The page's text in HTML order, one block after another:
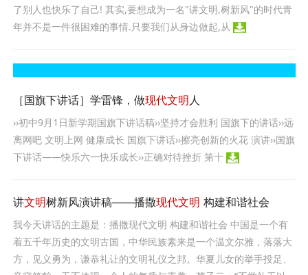
了别人也快乐了自己! 其实,要想成为一名"讲文明,树新风"的时代青
年并不是一件很困难的事情.只要我们从身边做起,从
［国旗下讲话］学雷锋，做现代文明人
››初中9月1日新学期国旗下讲话稿››坚持才会胜利 国旗下的讲话››远
离网吧 文明上网 健康成长 国旗下讲话››擦亮创新的火花 演讲››国旗
下讲话——快乐六一快乐成长››正确对待挫折 第十
讲文明树新风演讲稿——播撒现代文明 构建和谐社会
我今天讲话的主题是：播撒现代文明 构建和谐社会 中国是一个有
着五千年历史的文明古国，中华民族素来是一个温文尔雅，落落大
方，见义勇为，谦恭礼让的文明礼仪之邦。华夏儿女的举手投足、